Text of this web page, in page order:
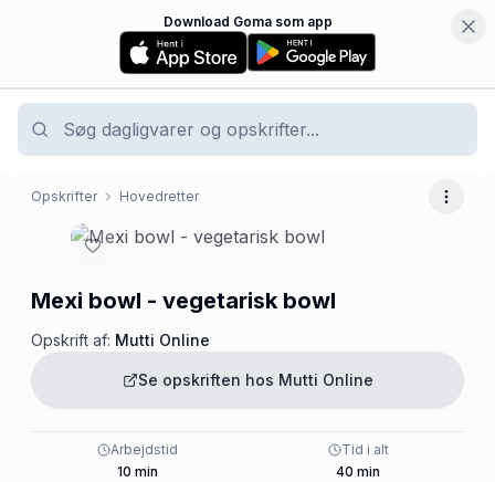
Download Goma som app
Opskrifter Hovedretter Flere
Mexi bowl - vegetarisk bowl
Opskrift af: Mutti Online
Se opskriften hos Mutti Online
Arbejdstid
10 min
Tid i alt
40 min